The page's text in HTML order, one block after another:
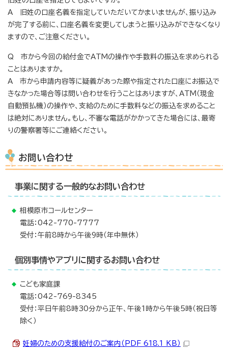
A 旧姓の口座名義を指定していただいてかまいませんが、振り込み
が完了する前に、口座名義を変更してしまうと振り込みができなくなり
ますので、ご注意ください。
Q 市から今回の給付金でATMの操作や手数料の振込を求められる
ことはありますか。
A 市から申請内容等に疑義があった際や指定された口座にお振込で
きなかった場合等は問い合わせを行うことはありますが、ATM（現金
自動預払機）の操作や、支給のために手数料などの振込を求めること
は絶対にありません。もし、不審な電話がかかってきた場合には、最寄
りの警察署等にご連絡ください。
お問い合わせ
事業に関する一般的なお問い合わせ
相模原市コールセンター
電話：042-770-7777
受付：午前8時から午後9時（年中無休）
個別事情やアプリに関するお問い合わせ
こども家庭課
電話：042-769-8345
受付：平日午前8時30分から正午、午後1時から午後5時（祝日等
除く）
妊婦のための支援給付のご案内（PDF 618.1 KB）